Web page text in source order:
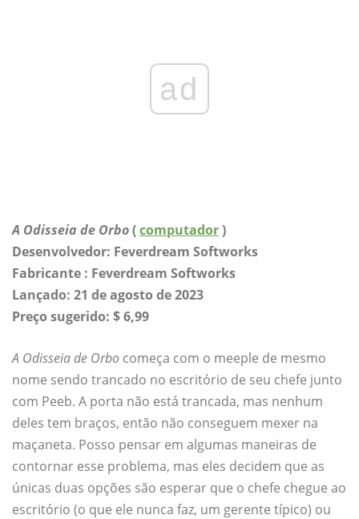
ad
A Odisseia de Orbo(computador)
Desenvolvedor: Feverdream Softworks
Fabricante : Feverdream Softworks
Lançado: 21 de agosto de 2023
Preço sugerido: $ 6,99
A Odisseia de Orbo começa com o meeple de mesmo
nome sendo trancado no escritório de seu chefe junto
com Peeb. A porta não está trancada, mas nenhum
deles tem braços, então não conseguem mexer na
maçaneta. Posso pensar em algumas maneiras de
contornar esse problema, mas eles decidem que as
únicas duas opções são esperar que o chefe chegue ao
escritório (o que ele nunca faz, um gerente típico) ou